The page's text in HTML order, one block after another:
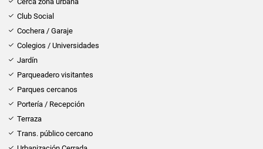
Club Social
Cochera / Garaje
Colegios / Universidades
Jardín
Parqueadero visitantes
Parques cercanos
Portería / Recepción
Terraza
Trans. público cercano